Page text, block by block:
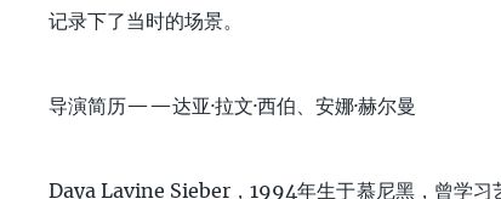
记录下了当时的场景。
导演简历——达亚·拉文·西伯、安娜·赫尔曼
Daya Lavine Sieber，1994年生于慕尼黑，曾学习